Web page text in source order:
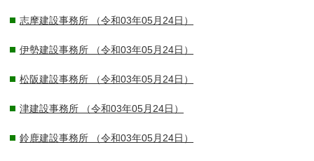
志摩建設事務所 （令和03年05月24日）
伊勢建設事務所 （令和03年05月24日）
松阪建設事務所 （令和03年05月24日）
津建設事務所 （令和03年05月24日）
鈴鹿建設事務所 （令和03年05月24日）